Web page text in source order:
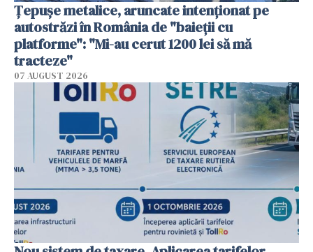
Țepușe metalice, aruncate intenționat pe
autostrăzi în România de "baieții cu
platforme": "Mi-au cerut 1200 lei să mă
tracteze"
07 AUGUST 2026